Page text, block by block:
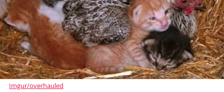
Imgur/overhauled